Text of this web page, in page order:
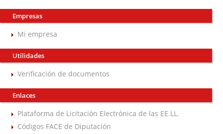
Empresas
Mi empresa
Utilidades
Verificación de documentos
Enlaces
Plataforma de Licitación Electrónica de las EE.LL.
Códigos FACE de Diputación